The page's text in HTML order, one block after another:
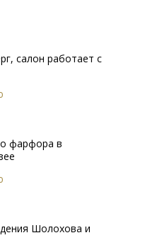
салон работает с
фарфора в
Шолохова и